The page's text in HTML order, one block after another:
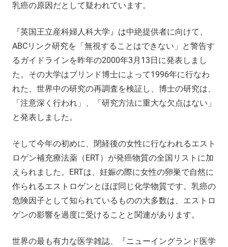
乳癌の原因だとして疑われています。
『英国王立産科婦人科大学』は中絶提供者に向けて、
ABCリンク研究を「無視することはできない」と警告す
るガイドラインを昨年の2000年3月13日に発表しまし
た。その大学はブリンド博士によって1996年に行なわ
れた、世界中の研究の再調査を検証し、博士の研究は、
「注意深く行われ」、「研究方法に重大な欠点はない」
と発表しました。
そして今年の初めに、閉経後の女性に行なわれるエスト
ロゲン補充療法薬（ERT）が発癌物質の全国リストに加
えられました。ERTは、妊娠の際に女性の卵巣で自然に
作られるエストロゲンとほぼ同じ化学物質です。乳癌の
危険因子として知られているものの大多数は、エストロ
ゲンの影響を過度に受けることと関連があります。
世界の最も有力な医学雑誌、『ニューイングランド医学